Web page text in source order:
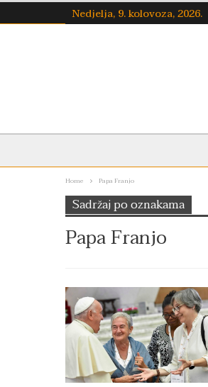
Nedjelja, 9. kolovoza, 2026.
Home Papa Franjo
Sadržaj po oznakama
Papa Franjo